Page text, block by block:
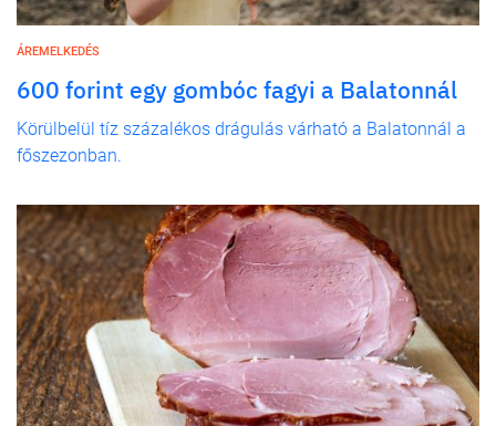
ÁREMELKEDÉS
600 forint egy gombóc fagyi a Balatonnál
Körülbelül tíz százalékos drágulás várható a Balatonnál a
főszezonban.